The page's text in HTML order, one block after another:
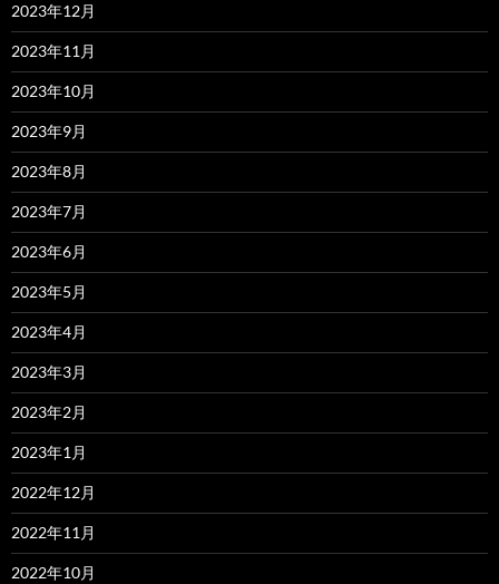
2023年12月
2023年11月
2023年10月
2023年9月
2023年8月
2023年7月
2023年6月
2023年5月
2023年4月
2023年3月
2023年2月
2023年1月
2022年12月
2022年11月
2022年10月